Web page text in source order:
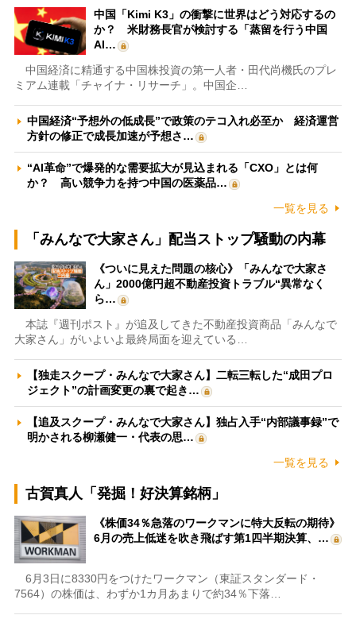
中国「Kimi K3」の衝撃に世界はどう対応するの
か？ 米財務長官が検討する「蒸留を行う中国
AI…
中国経済に精通する中国株投資の第一人者・田代尚機氏のプレ
ミアム連載「チャイナ・リサーチ」。中国企…
中国経済“予想外の低成長”で政策のテコ入れ必至か 経済運営
方針の修正で成長加速が予想さ…
“AI革命”で爆発的な需要拡大が見込まれる「CXO」とは何
か？ 高い競争力を持つ中国の医薬品…
一覧を見る
「みんなで大家さん」配当ストップ騒動の内幕
《ついに見えた問題の核心》「みんなで大家さ
ん」2000億円超不動産投資トラブル“異常なく
ら…
本誌『週刊ポスト』が追及してきた不動産投資商品「みんなで
大家さん」がいよいよ最終局面を迎えている…
【独走スクープ・みんなで大家さん】二転三転した“成田プロ
ジェクト”の計画変更の裏で起き…
【追及スクープ・みんなで大家さん】独占入手“内部議事録”で
明かされる柳瀬健一・代表の思…
一覧を見る
古賀真人「発掘！好決算銘柄」
《株価34％急落のワークマンに特大反転の期待》
6月の売上低迷を吹き飛ばす第1四半期決算、…
6月3日に8330円をつけたワークマン（東証スタンダード・
7564）の株価は、わずか1カ月あまりで約34％下落…